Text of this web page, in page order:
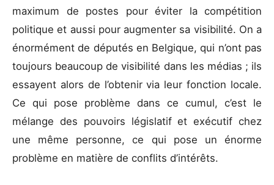
maximum de postes pour éviter la compétition
politique et aussi pour augmenter sa visibilité. On a
énormément de députés en Belgique, qui n’ont pas
toujours beaucoup de visibilité dans les médias ; ils
essayent alors de l’obtenir via leur fonction locale.
Ce qui pose problème dans ce cumul, c’est le
mélange des pouvoirs législatif et exécutif chez
une même personne, ce qui pose un énorme
problème en matière de conflits d’intérêts.